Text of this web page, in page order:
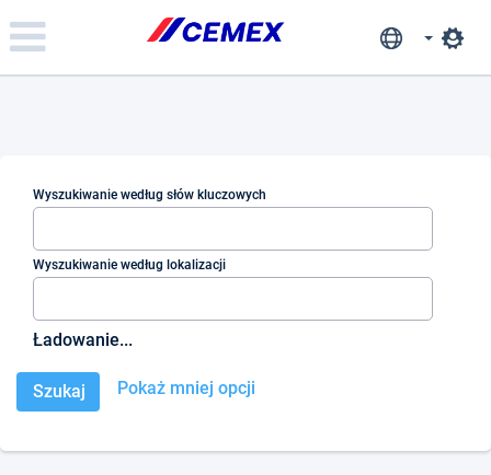
note:
This
website
Wyszukiwanie według słów kluczowych
Wyszukiwanie według lokalizacji
Ładowanie...
Pokaż mniej opcji